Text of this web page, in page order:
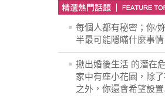
每個人都有秘密；你/
半最可能隱瞞什麼事情
揪出婚後生活 的潛在
家中有座小花園，除
之外，你還會希望設